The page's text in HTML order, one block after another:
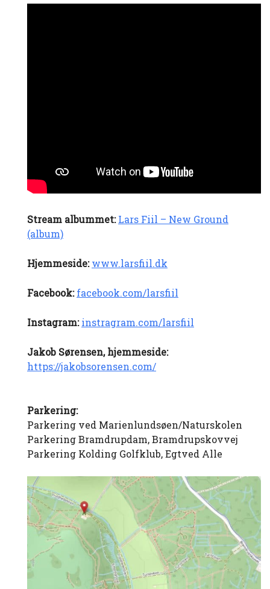
Stream albummet: Lars Fiil – New Ground
(album)
Hjemmeside: www.larsfiil.dk
Facebook: facebook.com/larsfiil
Instagram: instragram.com/larsfiil
Jakob Sørensen, hjemmeside:
https://jakobsorensen.com/
Parkering:
Parkering ved Marienlundsøen/Naturskolen
Parkering Bramdrupdam, Bramdrupskovvej
Parkering Kolding Golfklub, Egtved Alle